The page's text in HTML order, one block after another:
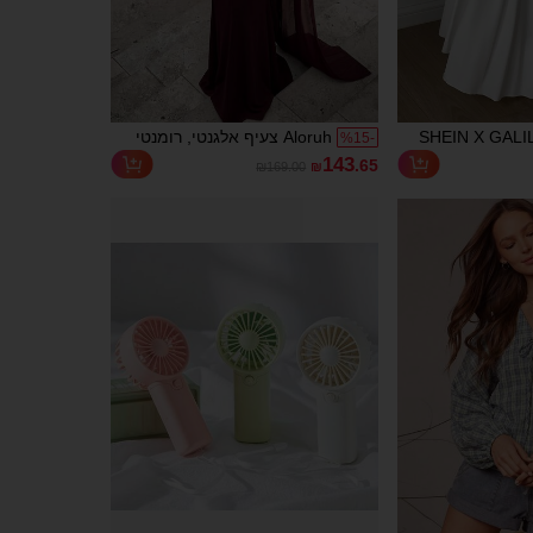
SHEIN X
וגבוהה בצבע לבן
בגזרה גבוהה,
ליציאה,
עבודה
-
15
%
Aloruh צעיף אלגנטי, רומנטי
ואופנתי בצבע ערמוני מבד
אלסטי עם קישוטים מקפלים
₪143.65